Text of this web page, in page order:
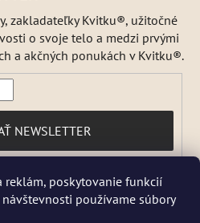
reklám, poskytovanie funkcií
používame súbory
ŽIADNE ZÁSIELKY. ☀️
chránime kvalitu našich výrobkov,
zakladateľky Kvitku®, užitočné
o svoje telo a medzi prvými
a akčných ponukách v Kvitku®.
NEWSLETTER
údajov